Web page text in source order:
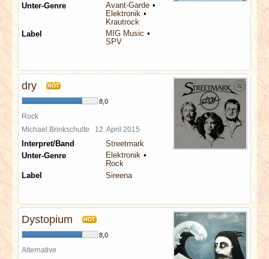
Unter-Genre
Avant-Garde
Elektronik
Krautrock
Label
MIG Music
SPV
dry HOT
8,0
Rock
Michael Brinkschulte 12. April 2015
Interpret/Band
Streetmark
Unter-Genre
Elektronik
Rock
Label
Sireena
Dystopium HOT
8,0
Alternative